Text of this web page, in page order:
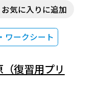
ワークシート
お気に入りに追加
復習用プリ